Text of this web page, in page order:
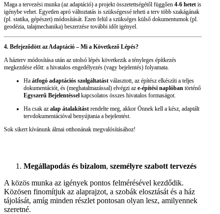
Maga a tervezési munka (az adaptáció) a projekt összetettségétől függően 4-6 hetet is
igénybe vehet. Egyetlen apró változtatás is szükségessé teheti a terv több szakágának
(pl. statika, gépészet) módosítását. Ezen felül a szükséges külső dokumentumok (pl.
geodézia, talajmechanika) beszerzése további időt igényel.
4. Befejeződött az Adaptáció – Mi a Következő Lépés?
A házterv módosítása után az utolsó lépés következik a tényleges építkezés
megkezdése előtt: a hivatalos engedélyezés (vagy bejelentés) folyamata.
Ha átfogó adaptációs szolgáltatást választott, az építész elkészíti a teljes
dokumentációt, és (meghatalmazással) elvégzi az e-építési naplóban történő
Egyszerű Bejelentéssel kapcsolatos összes hivatalos formaságot.
Ha csak az alap átalakítást rendelte meg, akkor Önnek kell a kész, adaptált
tervdokumentációval benyújtania a bejelentést.
Sok sikert kívánunk álmai otthonának megvalósításához!
Megállapodás és bizalom, személyre szabott tervezés
A közös munka az igények pontos felmérésével kezdődik.
Közösen finomítjuk az alaprajzot, a szobák elosztását és a ház
tájolását, amíg minden részlet pontosan olyan lesz, amilyennek
szeretné.